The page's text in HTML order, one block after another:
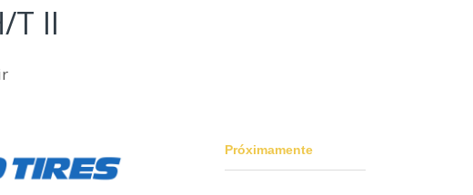
T II
Próximamente